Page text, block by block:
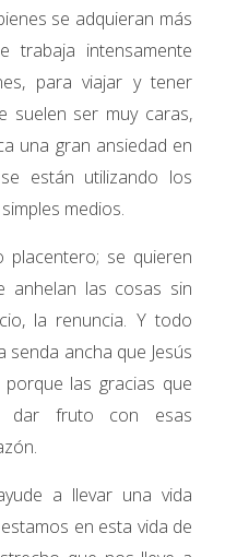
se adquieran más
trabaja intensamente
para viajar y tener
suelen ser muy caras,
una gran ansiedad en
están utilizando los
medios.
se quieren
anhelan las cosas sin
la renuncia. Y todo
senda ancha que Jesús
las gracias que
dar fruto con esas
a llevar una vida
en esta vida de